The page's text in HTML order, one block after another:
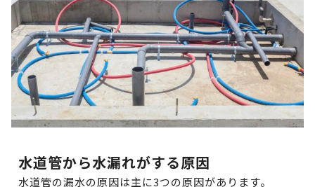
水道管から水漏れがする原因
水道管の漏水の原因は主に3つの原因があります。